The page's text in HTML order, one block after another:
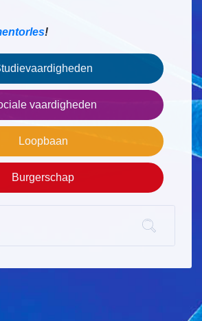
!
vaardigheden
Loopbaan
Burgerschap